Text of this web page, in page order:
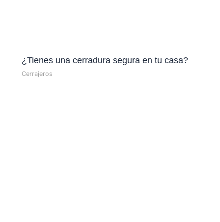
¿Tienes una cerradura segura en tu casa?
Cerrajeros